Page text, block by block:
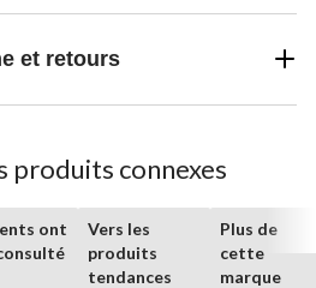
et retours
produits connexes
ont
Vers les
produits
tendances
Plus de
cette
marque